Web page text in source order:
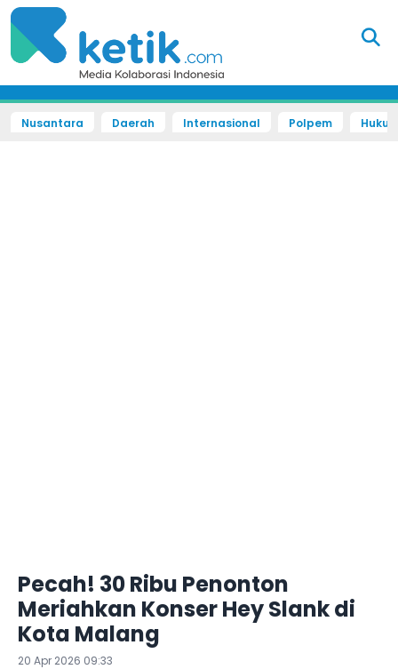
Nusantara Daerah Internasional Polpem
Pecah! 30 Ribu Penonton
Meriahkan Konser Hey Slank di
Kota Malang
20 Apr 2026 09:33